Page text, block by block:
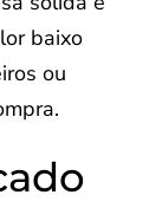
baixo
ou